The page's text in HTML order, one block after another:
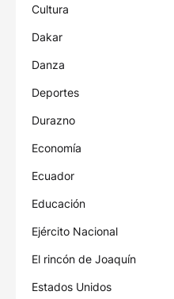
Cultura
Dakar
Danza
Deportes
Durazno
Economía
Ecuador
Educación
Ejército Nacional
El rincón de Joaquín
Estados Unidos